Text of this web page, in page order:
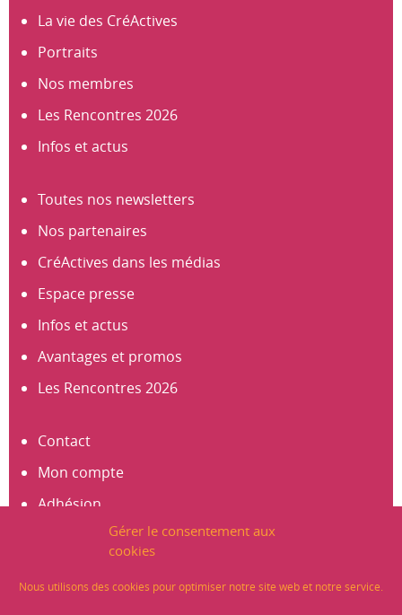
Gérer le consentement aux
cookies
Nous utilisons des cookies pour optimiser notre site web et notre service.
La vie des CréActives
Portraits
Nos membres
Les Rencontres 2026
Infos et actus
Toutes nos newsletters
Nos partenaires
CréActives dans les médias
Espace presse
Infos et actus
Avantages et promos
Les Rencontres 2026
Contact
Mon compte
Adhésion
S’abonner à la newsletter